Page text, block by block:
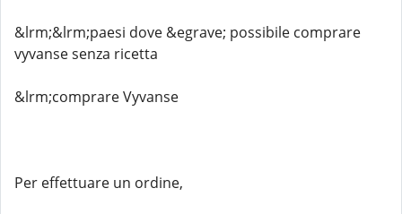
&lrm;&lrm;paesi dove &egrave; possibile comprare
vyvanse senza ricetta
&lrm;comprare Vyvanse
Per effettuare un ordine,